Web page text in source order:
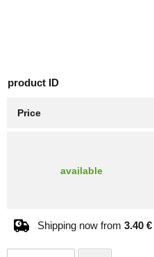
product ID
Price
available
Shipping now from 3.40 €